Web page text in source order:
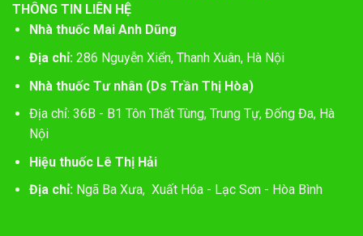
THÔNG TIN LIÊN HỆ
Nhà thuốc Mai Anh Dũng
Địa chỉ:286 Nguyễn Xiển, Thanh Xuân, Hà Nội
Nhà thuốc Tư nhân (Ds Trần Thị Hòa)
Địa chỉ: 36B - B1 Tôn Thất Tùng, Trung Tự, Đống Đa, Hà
Nội
Hiệu thuốc Lê Thị Hải
Địa chỉ: Ngã Ba Xưa, Xuất Hóa - Lạc Sơn - Hòa Bình